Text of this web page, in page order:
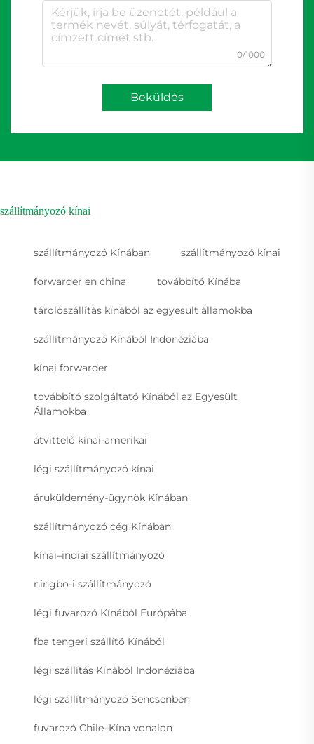
0/1000
Beküldés
szállítmányozó kínai
szállítmányozó Kínában szállítmányozó kínai
forwarder en china továbbító Kínába
tárolószállítás kínából az egyesült államokba
szállítmányozó Kínából Indonéziába
kínai forwarder
továbbító szolgáltató Kínából az Egyesült
Államokba
átvittelő kínai-amerikai
légi szállítmányozó kínai
áruküldemény-ügynök Kínában
szállítmányozó cég Kínában
kínai–indiai szállítmányozó
ningbo-i szállítmányozó
légi fuvarozó Kínából Európába
fba tengeri szállító Kínából
légi szállítás Kínából Indonéziába
légi szállítmányozó Sencsenben
fuvarozó Chile–Kína vonalon